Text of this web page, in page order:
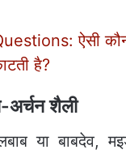
ऐसी
है?
अर्चन शैली
या बाबदेव,